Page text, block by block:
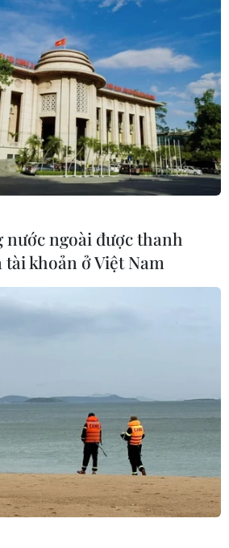
nước ngoài được thanh
khoản ở Việt Nam